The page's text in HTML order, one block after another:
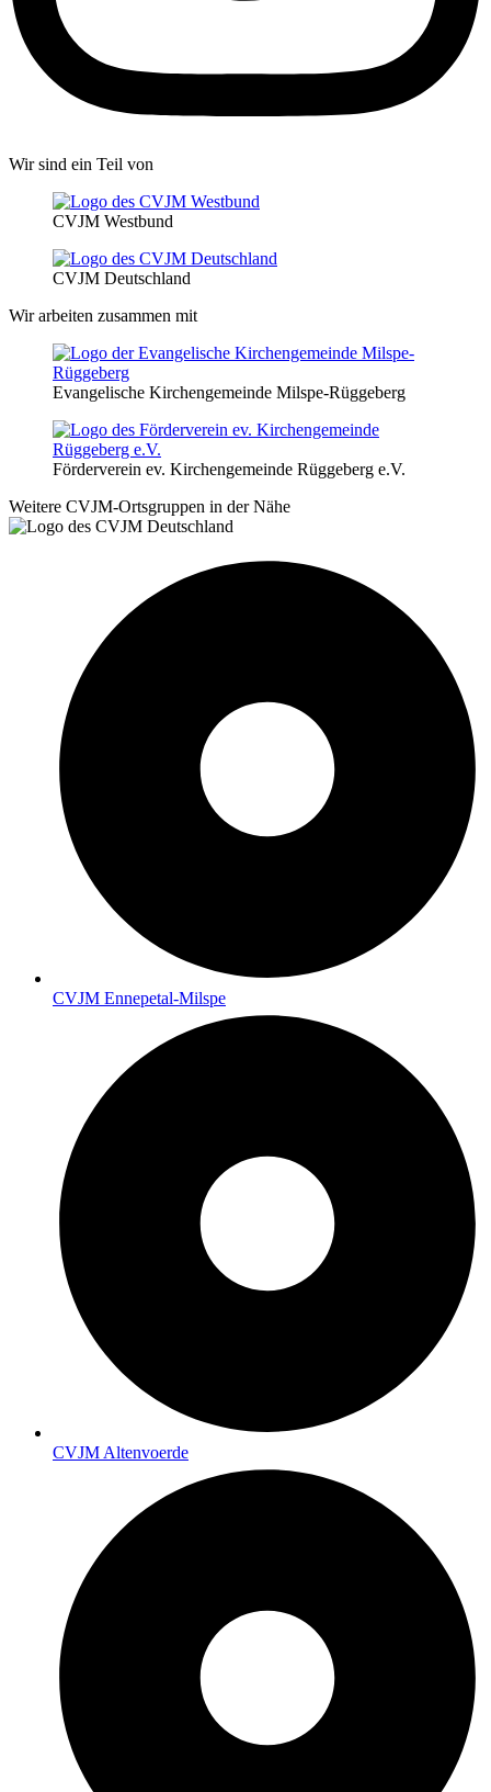
Wir sind ein Teil von
CVJM Westbund
CVJM Deutschland
Wir arbeiten zusammen mit
Evangelische Kirchengemeinde Milspe-Rüggeberg
Förderverein ev. Kirchengemeinde Rüggeberg e.V.
Weitere CVJM-Ortsgruppen in der Nähe
CVJM Ennepetal-Milspe
CVJM Altenvoerde